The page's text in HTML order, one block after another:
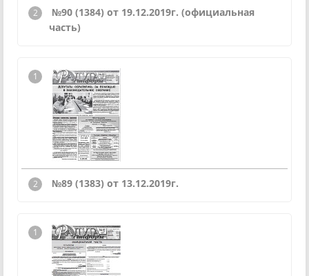
№90 (1384) от 19.12.2019г. (официальная
часть)
№89 (1383) от 13.12.2019г.